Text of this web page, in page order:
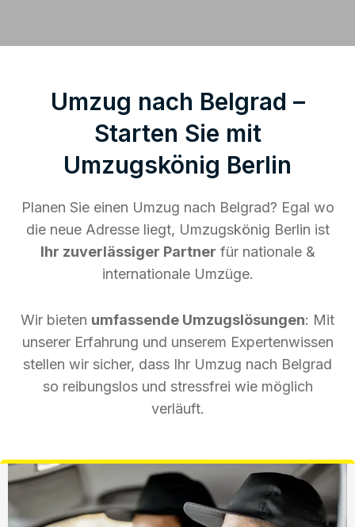
Umzug nach Belgrad –
Starten Sie mit
Umzugskönig Berlin
Planen Sie einen Umzug nach Belgrad? Egal wo
die neue Adresse liegt, Umzugskönig Berlin ist
Ihr zuverlässiger Partner für nationale &
internationale Umzüge.
Wir bieten umfassende Umzugslösungen: Mit
unserer Erfahrung und unserem Expertenwissen
stellen wir sicher, dass Ihr Umzug nach Belgrad
so reibungslos und stressfrei wie möglich
verläuft.